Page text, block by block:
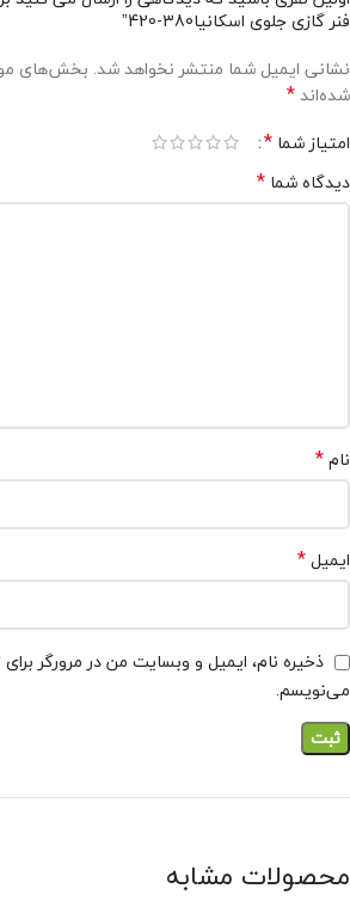
فنر گازی جلوی اسکانیا380-420”
نشانی ایمیل شما منتشر نخواهد شد. بخش‌های
شده‌اند*
امتیاز شما *
دیدگاه شما *
نام*
ایمیل*
ذخیره نام، ایمیل و وبسایت من در مرورگر
می‌نویسم.
محصولات مشابه